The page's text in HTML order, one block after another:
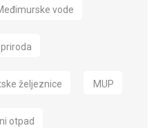
vode
željeznice MUP
otpad